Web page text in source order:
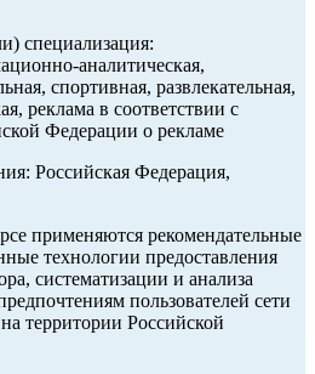
специализация:
аналитическая,
спортивная, развлекательная,
реклама в соответствии с
Федерации о рекламе
Российская Федерация,
применяются рекомендательные
технологии предоставления
систематизации и анализа
пользователей сети
территории Российской